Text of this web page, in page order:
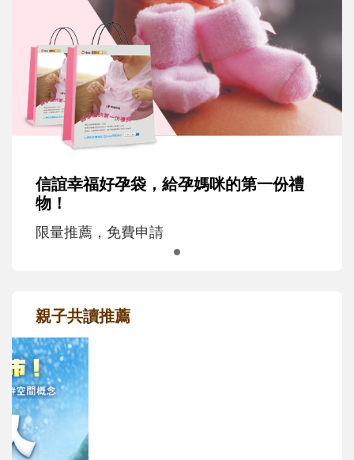
信誼幸福好孕袋，給孕媽咪的第一份禮
物！
限量推薦，免費申請
親子共讀推薦
最新活動